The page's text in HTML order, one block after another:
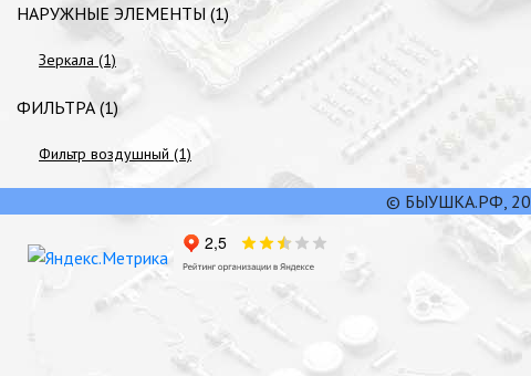
НАРУЖНЫЕ ЭЛЕМЕНТЫ (1)
Зеркала (1)
ФИЛЬТРА (1)
Фильтр воздушный (1)
© БЫУШКА.РФ,